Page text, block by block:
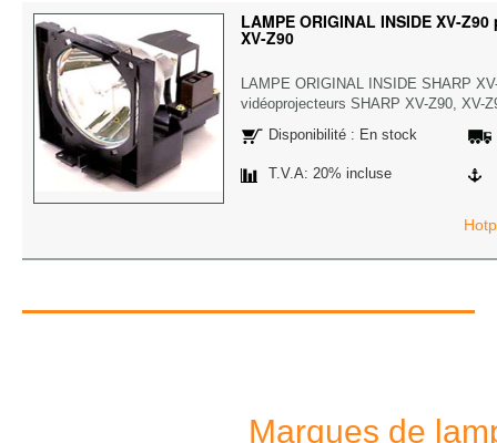
LAMPE ORIGINAL INSIDE XV-
XV-Z90
LAMPE ORIGINAL INSIDE SHARP
vidéoprojecteurs SHARP XV-Z90, XV-
Disponibilité : En stock
T.V.A: 20% incluse
Marques de